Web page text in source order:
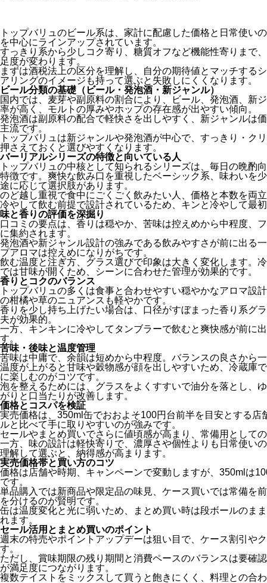
トップバリュのビール系は、家計に配慮した価格と日常使い
を中心にラインアップされています。
すっきり系から少しコク寄り、糖質オフなど機能性寄りまで
足度が変わります。
まずは酒税法上の区分を理解し、自分の期待値とマッチする
アリングのイメージも持って選ぶと失敗しにくくなります。
ビール分類の基礎（ビール・発泡酒・新ジャンル）
国内では、麦芽や副原料の割合により、ビール、発泡酒、新
率が高く、モルトの厚みやホップの存在感が出やすい傾向。
発泡酒は副原料の配合で軽快さを出しやすく、新ジャンルは
主流です。
トップバリュは新ジャンルや発泡酒が中心で、すっきり・ク
押さえておくと選びやすくなります。
バーリアルシリーズの特徴と向いている人
トップバリュの中核として知られるシリーズは、毎日の晩酌
特徴です。爽快な飲み口を重視したベーシック系、味わいを
途に応じて選択肢があります。
のど越し重視で食中にごくごく飲みたい人、価格と本数を両
冷やして飲む前提で設計されているため、キンと冷やして最
味と香りの評価を深掘り
口コミの要点は、香りは穏やか、苦味は控えめから中程度、
に集約されます。
発泡酒や新ジャンル設計の強みである飲みやすさが前に出る
プアロマは控えめになりがちです。
飲む温度と注ぎ方、グラス選びで印象は大きく変化します。
では甘味が開くため、シーンに合わせた管理が効果的です。
香りとコクのバランス
トップバリュの多くは食事と合わせやすい穏やかなアロマ設
の柑橘や草のニュアンスも軽やかです。
香りを少し持ち上げたい場合は、口径がすぼまった香り系グ
夫が効果的。
一方、キンキンに冷やしてタンブラーで飲むと爽快感が前に
す。
苦味・後味と温度管理
苦味は中庸で、余韻は短めから中程度。バランスの良さから
温度が上がると甘味や穀物感が顔を出しやすいため、冷蔵庫
に楽しむのがコツです。
泡を整えるためには、グラスをよくすすいで油分を落とし、
がりと口当たりが改善します。
価格とコスパを検証
実売価格は、350ml缶でおおよそ100円台前半を目安とする
ルと比べて手に取りやすいのが強みです。
セールやまとめ買いでさらに値頃感が高まり、常備用として
一方、味の設計は軽快寄りで、濃厚さや個性よりも日常使い
理解して選ぶと、納得感が高まります。
実売価格帯と買い方のコツ
価格は店舗や時期、キャンペーンで変動しますが、350mlは
です。
単品購入では新商品や限定品の味見、ケース買いでは常備を
を分けるのが賢明です。
缶は温度変化と光に弱いため、まとめ買い時は段ボールのま
れます。
セール活用とまとめ買いのポイント
週末の特売やポイントアップデーは狙い目で、ケース割引や
す。
ただし、賞味期限の残り期間と消費ペースのバランスは要確
が満足度につながります。
複数テイストをミックスして買うと飽きにくく、料理との合